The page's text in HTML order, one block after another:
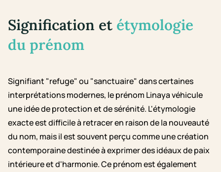
Signification et étymologie
du prénom
Signifiant "refuge" ou "sanctuaire" dans certaines
interprétations modernes, le prénom Linaya véhicule
une idée de protection et de sérénité. L'étymologie
exacte est difficile à retracer en raison de la nouveauté
du nom, mais il est souvent perçu comme une création
contemporaine destinée à exprimer des idéaux de paix
intérieure et d'harmonie. Ce prénom est également